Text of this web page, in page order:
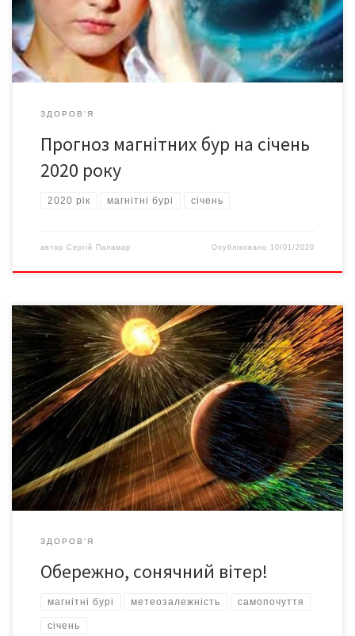
бурі на січень 2020-го не прогнозуються. Однак зауважимо, що
геомагнітна обстановка залежить від процесів на Сонці, […]
ЗДОРОВ'Я
Прогноз магнітних бур на січень
2020 року
2020 рік магнітні бурі січень
автор Сергій Паламар Опубліковано 10/01/2020
За додатковою інформацією, 24-25 січня Землю накриє хвиля
потужних магнітних збурень. Такі явища можуть вплинути на
здоров’я й самопочуття людей: у такі дні зростає ризик
інфарктів, може дошкуляти головний біль, коливання
артеріального тиску, дратівливість чи сонливість. Щоб
зменшити вплив геомагнітних явищ, медики рекомендують
більше відпочивати й частіше перебувати на свіжому […]
ЗДОРОВ'Я
Обережно, сонячний вітер!
магнітні бурі метеозалежність самопочуття
січень